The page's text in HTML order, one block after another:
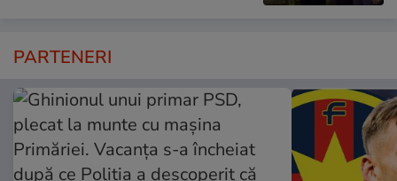
PARTENERI